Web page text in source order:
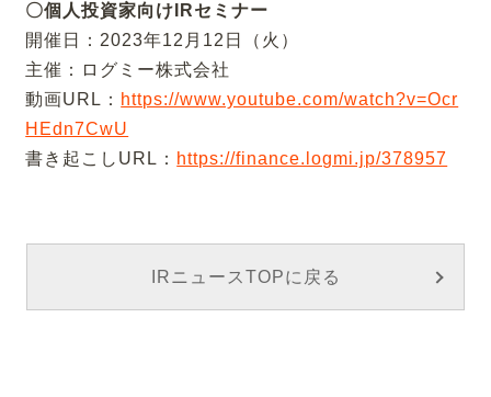
〇個人投資家向けIRセミナー
開催日：2023年12月12日（火）
主催：ログミー株式会社
動画URL： https://www.youtube.com/watch?v=Ocr
HEdn7CwU
書き起こしURL： https://finance.logmi.jp/378957
IRニュースTOPに戻る